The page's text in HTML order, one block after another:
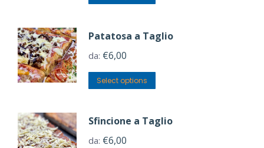
Patatosa a Taglio
da: €6,00
Select options
Sfincione a Taglio
da: €6,00